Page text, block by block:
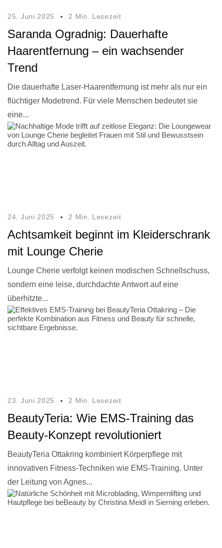
25. Juni 2025 2 Min. Lesezeit
Saranda Ogradnig: Dauerhafte
Haarentfernung – ein wachsender
Trend
Die dauerhafte Laser-Haarentfernung ist mehr als nur ein
flüchtiger Modetrend. Für viele Menschen bedeutet sie
eine...
24. Juni 2025 2 Min. Lesezeit
Achtsamkeit beginnt im Kleiderschrank
mit Lounge Cherie
Lounge Cherie verfolgt keinen modischen Schnellschuss,
sondern eine leise, durchdachte Antwort auf eine
überhitzte...
23. Juni 2025 2 Min. Lesezeit
BeautyTeria: Wie EMS-Training das
Beauty-Konzept revolutioniert
BeautyTeria Ottakring kombiniert Körperpflege mit
innovativen Fitness-Techniken wie EMS-Training. Unter
der Leitung von Agnes...